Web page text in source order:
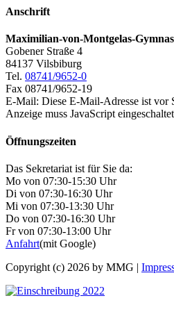
Anschrift
Maximilian-von-Montgelas-
Gobener Straße 4
84137 Vilsbiburg
Tel. 08741/9652-0
Fax 08741/9652-19
E-Mail: Diese E-Mail-Adresse ist vor
Anzeige muss JavaScript
Öffnungszeiten
Das Sekretariat ist für Sie da:
Mo von 07:30-15:30 Uhr
Di von 07:30-16:30 Uhr
Mi von 07:30-13:30 Uhr
Do von 07:30-16:30 Uhr
Fr von 07:30-13:00 Uhr
Anfahrt(mit Google)
Copyright (c) 2026 by MMG |